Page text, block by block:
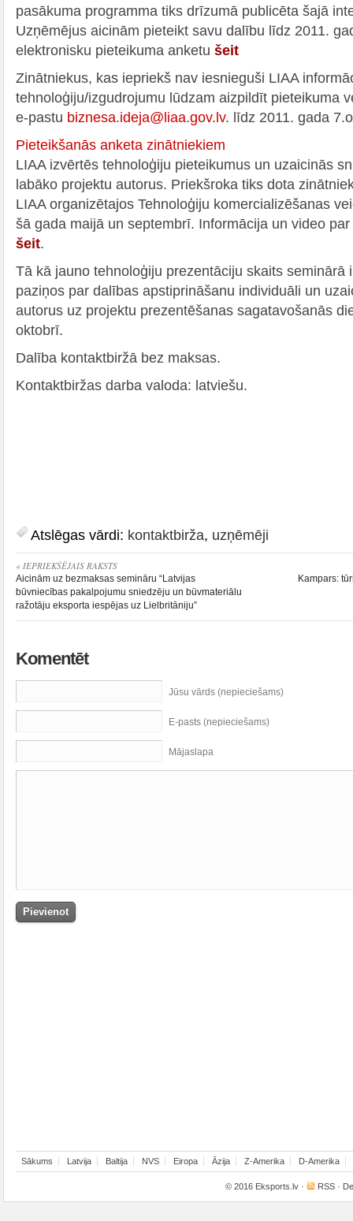
pasākuma programma tiks drīzumā publicēta šajā
Uzņēmējus aicinām pieteikt savu dalību līdz 2011.
elektronisku pieteikuma anketu šeit
Zinātniekus, kas iepriekš nav iesnieguši LIAA
tehnoloģiju/izgudrojumu lūdzam aizpildīt pieteikuma
e-pastu biznesa.ideja@liaa.gov.lv. līdz 2011. gada
Pieteikšanās anketa zinātniekiem
LIAA izvērtēs tehnoloģiju pieteikumus un uzaicinās
labāko projektu autorus. Priekšroka tiks dota
LIAA organizētajos Tehnoloģiju komercializēšanas
šā gada maijā un septembrī. Informācija un video
šeit.
Tā kā jauno tehnoloģiju prezentāciju skaits seminārā
paziņos par dalības apstiprināšanu individuāli un
autorus uz projektu prezentēšanas sagatavošanās
oktobrī.
Dalība kontaktbiržā bez maksas.
Kontaktbiržas darba valoda: latviešu.
Atslēgas vārdi: kontaktbirža, uzņēmēji
« IEPRIEKŠĒJAIS RAKSTS
Aicinām uz bezmaksas semināru “Latvijas
būvniecības pakalpojumu sniedzēju un būvmateriālu
ražotāju eksporta iespējas uz Lielbritāniju”
Kampars:
Komentēt
Jūsu vārds (nepieciešams)
E-pasts (nepieciešams)
Mājaslapa
Sākums Latvija Baltija NVS Eiropa Āzija Z-Amerika D-Amerika
© 2016 Eksports.lv · RSS ·